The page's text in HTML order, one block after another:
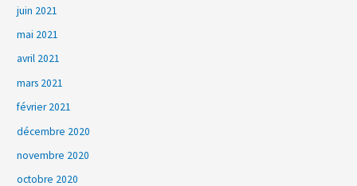
juin 2021
mai 2021
avril 2021
mars 2021
février 2021
décembre 2020
novembre 2020
octobre 2020